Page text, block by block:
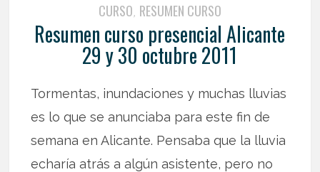
CURSO, RESUMEN CURSO
Resumen curso presencial Alicante
29 y 30 octubre 2011
Tormentas, inundaciones y muchas lluvias
es lo que se anunciaba para este fin de
semana en Alicante. Pensaba que la lluvia
echaría atrás a algún asistente, pero no